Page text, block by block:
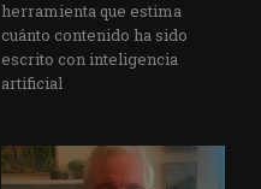
herramienta que estima
cuánto contenido ha sido
escrito con inteligencia
artificial